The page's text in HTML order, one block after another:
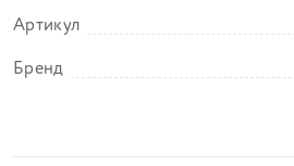
Артикул
Бренд